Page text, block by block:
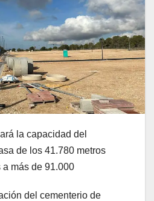
la capacidad del
de los 41.780 metros
más de 91.000
del cementerio de